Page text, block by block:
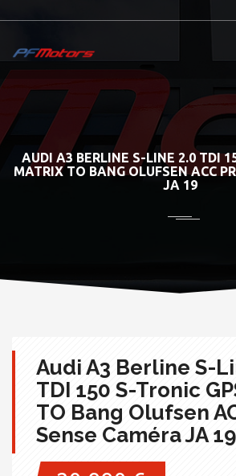
AUDI A3 BERLINE S-LINE 2.0 TDI
MATRIX TO BANG OLUFSEN ACC
JA 19
Audi A3 Berline S-
TDI 150 S-Tronic
TO Bang Olufsen
Sense Caméra JA 19